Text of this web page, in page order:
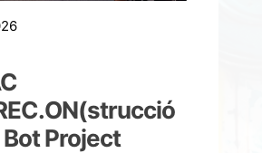
Bot Project